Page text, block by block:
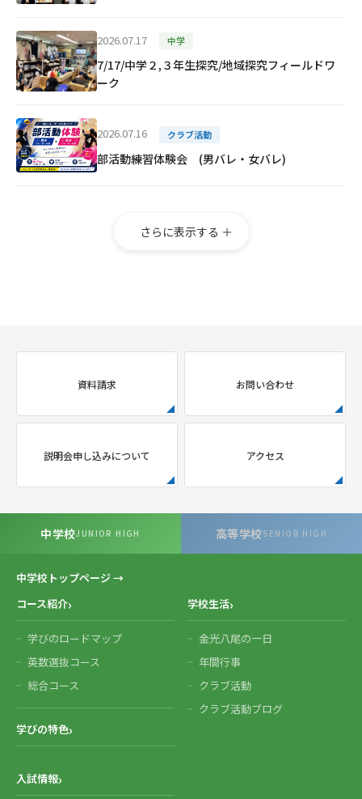
2026.07.17 中学
7/17/中学２,３年生探究/地域探究フィールドワ
ーク
2026.07.16 クラブ活動
部活動練習体験会 (男バレ・女バレ)
さらに表示する ＋
資料請求 お問い合わせ
説明会申し込みについて アクセス
中学校JUNIOR HIGH 高等学校SENIOR HIGH
中学校トップページ →
コース紹介
学びのロードマップ
英数選抜コース
総合コース
学びの特色
学校生活
金光八尾の一日
年間行事
クラブ活動
クラブ活動ブログ
入試情報